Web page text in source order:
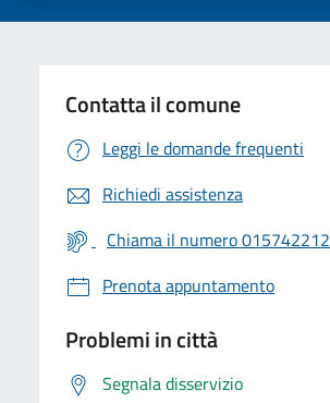
Contatta il comune
Leggi le domande frequenti
Richiedi assistenza
Chiama il numero 015742212
Prenota appuntamento
Problemi in città
Segnala disservizio